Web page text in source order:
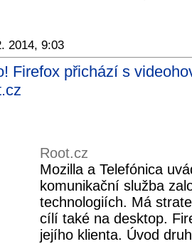
2014, 9:03
Firefox přichází s
Root.cz
Mozilla a Telefónica
komunikační služba
technologiích. Má
cílí také na desktop.
jejího klienta. Úvod